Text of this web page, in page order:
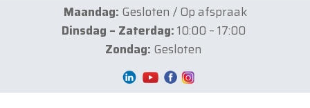
Maandag: Gesloten / Op afspraak
Dinsdag – Zaterdag:10:00 – 17:00
Zondag: Gesloten